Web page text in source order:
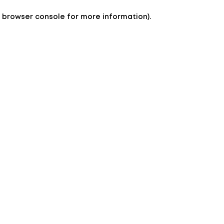
console for more information).